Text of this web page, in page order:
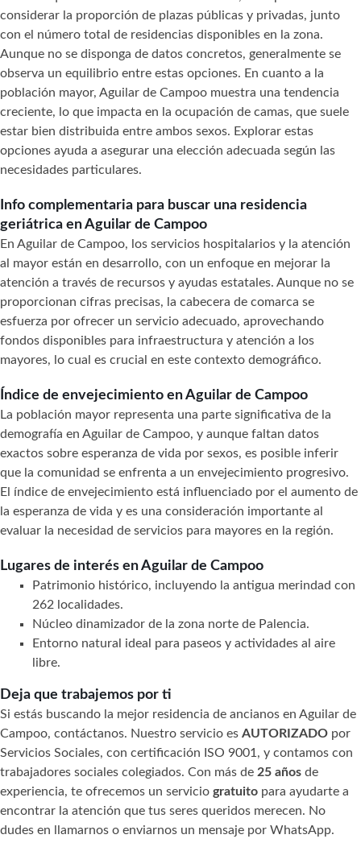
considerar la proporción de plazas públicas y privadas, junto
con el número total de residencias disponibles en la zona.
Aunque no se disponga de datos concretos, generalmente se
observa un equilibrio entre estas opciones. En cuanto a la
población mayor, Aguilar de Campoo muestra una tendencia
creciente, lo que impacta en la ocupación de camas, que suele
estar bien distribuida entre ambos sexos. Explorar estas
opciones ayuda a asegurar una elección adecuada según las
necesidades particulares.
Info complementaria para buscar una residencia
geriátrica en Aguilar de Campoo
En Aguilar de Campoo, los servicios hospitalarios y la atención
al mayor están en desarrollo, con un enfoque en mejorar la
atención a través de recursos y ayudas estatales. Aunque no se
proporcionan cifras precisas, la cabecera de comarca se
esfuerza por ofrecer un servicio adecuado, aprovechando
fondos disponibles para infraestructura y atención a los
mayores, lo cual es crucial en este contexto demográfico.
Índice de envejecimiento en Aguilar de Campoo
La población mayor representa una parte significativa de la
demografía en Aguilar de Campoo, y aunque faltan datos
exactos sobre esperanza de vida por sexos, es posible inferir
que la comunidad se enfrenta a un envejecimiento progresivo.
El índice de envejecimiento está influenciado por el aumento de
la esperanza de vida y es una consideración importante al
evaluar la necesidad de servicios para mayores en la región.
Lugares de interés en Aguilar de Campoo
Patrimonio histórico, incluyendo la antigua merindad con
262 localidades.
Núcleo dinamizador de la zona norte de Palencia.
Entorno natural ideal para paseos y actividades al aire
libre.
Deja que trabajemos por ti
Si estás buscando la mejor residencia de ancianos en Aguilar de
Campoo, contáctanos. Nuestro servicio es AUTORIZADO por
Servicios Sociales, con certificación ISO 9001, y contamos con
trabajadores sociales colegiados. Con más de 25 años de
experiencia, te ofrecemos un servicio gratuito para ayudarte a
encontrar la atención que tus seres queridos merecen. No
dudes en llamarnos o enviarnos un mensaje por WhatsApp.